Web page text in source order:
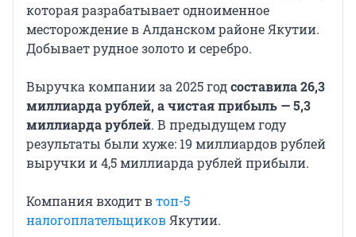
которая разрабатывает одноименное
месторождение в Алданском районе Якутии.
Добывает рудное золото и серебро.
Выручка компании за 2025 годсоставила 26,3
миллиарда рублей, а чистая прибыль — 5,3
миллиарда рублей. В предыдущем году
результаты были хуже: 19 миллиардов рублей
выручки и 4,5 миллиарда рублей прибыли.
Компания входит втоп-5
налогоплательщиковЯкутии.